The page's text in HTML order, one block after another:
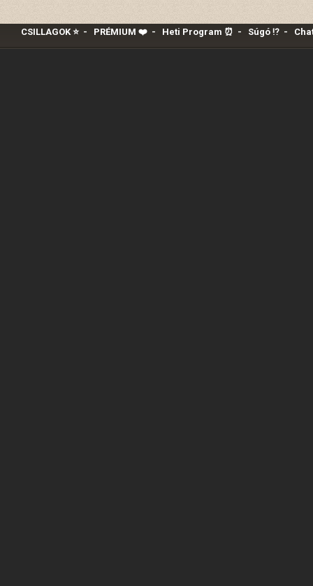
CSILLAGOK ⭐- PRÉMIUM ❤️‍- Heti Program ⏰ - Súgó ⁉️-